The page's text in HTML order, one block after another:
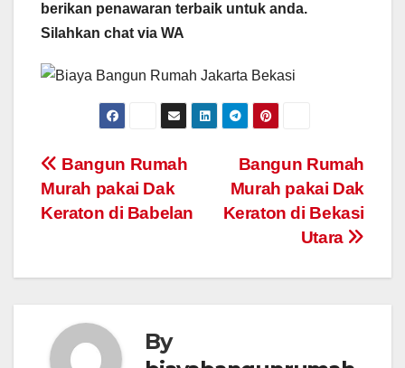
berikan penawaran terbaik untuk anda.
Silahkan chat via WA
Post
navigation
Bangun Rumah
Murah pakai Dak
Keraton di Bekasi
Utara
Bangun Rumah
Murah pakai Dak
Keraton di Babelan
By